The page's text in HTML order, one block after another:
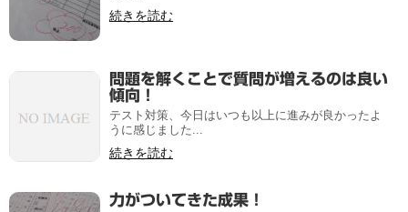
続きを読む
問題を解くことで質問が増えるのは良い
傾向！
テスト対策、今日はいつも以上に進みが良かったよ
うに感じました...
続きを読む
力がついてきた成果！